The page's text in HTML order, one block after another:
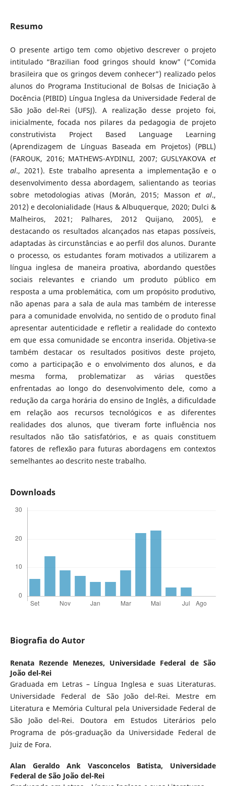
Resumo
O presente artigo tem como objetivo descrever o projeto
intitulado “Brazilian food gringos should know” (“Comida
brasileira que os gringos devem conhecer”) realizado pelos
alunos do Programa Institucional de Bolsas de Iniciação à
Docência (PIBID) Língua Inglesa da Universidade Federal de
São João del-Rei (UFSJ). A realização desse projeto foi,
inicialmente, focada nos pilares da pedagogia de projeto
construtivista Project Based Language Learning
(Aprendizagem de Línguas Baseada em Projetos) (PBLL)
(FAROUK, 2016; MATHEWS-AYDINLI, 2007; GUSLYAKOVAet
al., 2021). Este trabalho apresenta a implementação e o
desenvolvimento dessa abordagem, salientando as teorias
sobre metodologias ativas (Morán, 2015; Massonet al.,
2012) e decolonialidade (Haus & Albuquerque, 2020; Dulci &
Malheiros, 2021; Palhares, 2012 Quijano, 2005), e
destacando os resultados alcançados nas etapas possíveis,
adaptadas às circunstâncias e ao perfil dos alunos. Durante
o processo, os estudantes foram motivados a utilizarem a
língua inglesa de maneira proativa, abordando questões
sociais relevantes e criando um produto público em
resposta a uma problemática, com um propósito produtivo,
não apenas para a sala de aula mas também de interesse
para a comunidade envolvida, no sentido de o produto final
apresentar autenticidade e refletir a realidade do contexto
em que essa comunidade se encontra inserida. Objetiva-se
também destacar os resultados positivos deste projeto,
como a participação e o envolvimento dos alunos, e da
mesma forma, problematizar as várias questões
enfrentadas ao longo do desenvolvimento dele, como a
redução da carga horária do ensino de Inglês, a dificuldade
em relação aos recursos tecnológicos e as diferentes
realidades dos alunos, que tiveram forte influência nos
resultados não tão satisfatórios, e as quais constituem
fatores de reflexão para futuras abordagens em contextos
semelhantes ao descrito neste trabalho.
Downloads
Biografia do Autor
Renata Rezende Menezes, Universidade Federal de São
João del-Rei
Graduada em Letras – Língua Inglesa e suas Literaturas.
Universidade Federal de São João del-Rei. Mestre em
Literatura e Memória Cultural pela Universidade Federal de
São João del-Rei. Doutora em Estudos Literários pelo
Programa de pós-graduação da Universidade Federal de
Juiz de Fora.
Alan Geraldo Ank Vasconcelos Batista, Universidade
Federal de São João del-Rei